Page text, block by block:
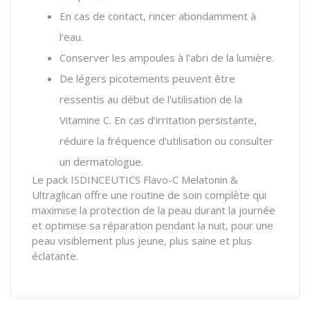
En cas de contact, rincer abondamment à
l'eau.
Conserver les ampoules à l'abri de la lumière.
De légers picotements peuvent être
ressentis au début de l'utilisation de la
Vitamine C. En cas d'irritation persistante,
réduire la fréquence d'utilisation ou consulter
un dermatologue.
Le pack ISDINCEUTICS Flavo-C Melatonin &
Ultraglican offre une routine de soin complète qui
maximise la protection de la peau durant la journée
et optimise sa réparation pendant la nuit, pour une
peau visiblement plus jeune, plus saine et plus
éclatante.